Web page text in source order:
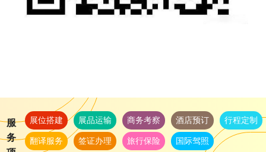
服
务
展位搭建 展品运输 商务考察 酒店预订 行程定制
翻译服务 签证办理 旅行保险 国际驾照